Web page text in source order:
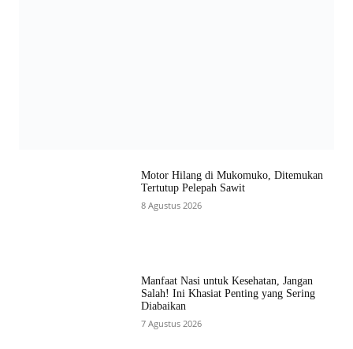
Motor Hilang di Mukomuko, Ditemukan
Tertutup Pelepah Sawit
8 Agustus 2026
Manfaat Nasi untuk Kesehatan, Jangan
Salah! Ini Khasiat Penting yang Sering
Diabaikan
7 Agustus 2026